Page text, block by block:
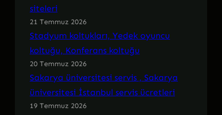
siteleri
21 Temmuz 2026
Stadyum koltukları, Yedek oyuncu
koltuğu, Konferans koltuğu
20 Temmuz 2026
Sakarya üniversitesi servis , Sakarya
üniversitesi İstanbul servis ücretleri
19 Temmuz 2026